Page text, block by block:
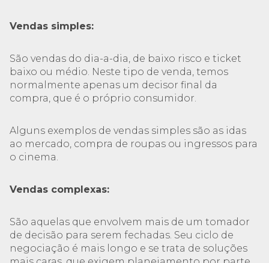
Vendas simples:
São vendas do dia-a-dia, de baixo risco e ticket
baixo ou médio. Neste tipo de venda, temos
normalmente apenas um decisor final da
compra, que é o próprio consumidor.
Alguns exemplos de vendas simples são as idas
ao mercado, compra de roupas ou ingressos para
o cinema.
Vendas complexas:
São aquelas que envolvem mais de um tomador
de decisão para serem fechadas. Seu ciclo de
negociação é mais longo e se trata de soluções